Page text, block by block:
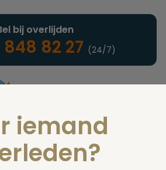
uitvaartonderneming
bij overlijden
82 27 (24/7)
iemand